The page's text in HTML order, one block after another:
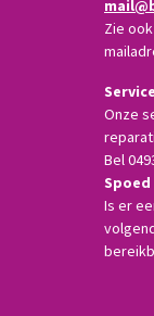
Zie
Onze
Bel
Is er